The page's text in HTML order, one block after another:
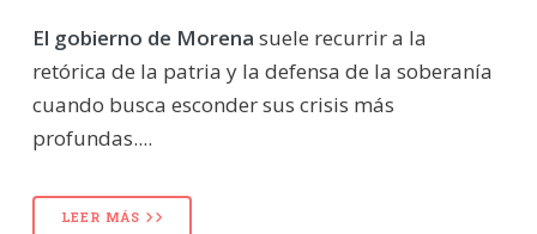
El gobierno de Morena suele recurrir a la
retórica de la patria y la defensa de la soberanía
cuando busca esconder sus crisis más
profundas....
LEER MÁS